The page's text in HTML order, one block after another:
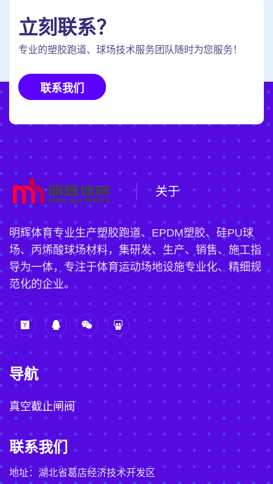
立刻联系？
专业的塑胶跑道、球场技术服务团队随时为您服务！
联系我们
关于
明辉体育专业生产塑胶跑道、EPDM塑胶、硅PU球
场、丙烯酸球场材料，集研发、生产、销售、施工指
导为一体，专注于体育运动场地设施专业化、精细规
范化的企业。
导航
真空截止闸阀
联系我们
地址：湖北省葛店经济技术开发区